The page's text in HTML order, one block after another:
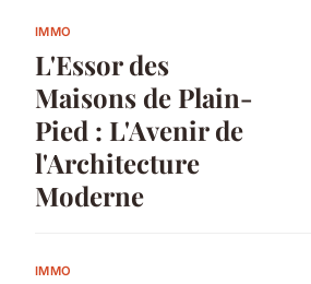
IMMO
L'Essor des
Maisons de Plain-
Pied : L'Avenir de
l'Architecture
Moderne
IMMO